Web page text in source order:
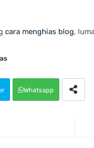
cara menghias blog,
Whatsapp